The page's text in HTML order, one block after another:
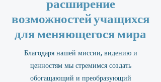
расширение
возможностей учащихся
для меняющегося мира
Благодаря нашей миссии, видению и
ценностям мы стремимся создать
обогащающий и преобразующий